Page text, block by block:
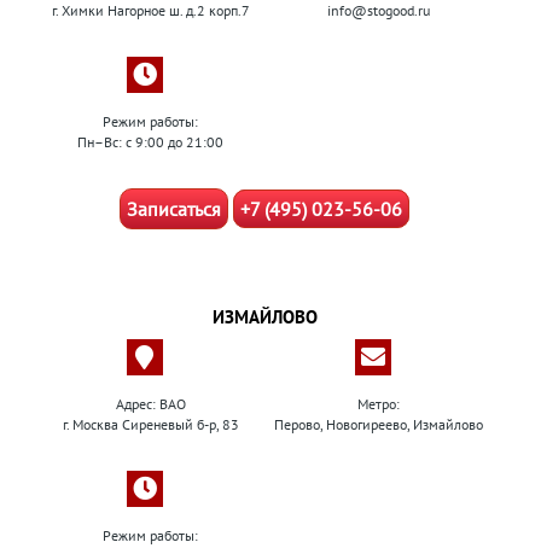
г. Химки Нагорное ш. д.2 корп.7 info@stogood.ru
Режим работы:
Пн–Вс: с 9:00 до 21:00
Записаться +7 (495) 023-56-06
ИЗМАЙЛОВО
Адрес: ВАО
г. Москва Сиреневый б-р, 83
Метро:
Перово, Новогиреево, Измайлово
Режим работы: